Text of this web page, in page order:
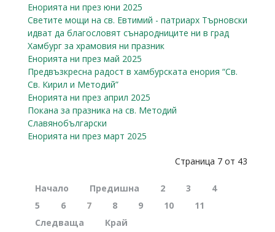
Енорията ни през юни 2025
Светите мощи на св. Евтимий - патриарх Търновски
идват да благословят сънародниците ни в град
Хамбург за храмовия ни празник
Енорията ни през май 2025
Предвъзкресна радост в хамбурската енория “Св.
Св. Кирил и Методий”
Енорията ни през април 2025
Покана за празника на св. Методий
Славянобългарски
Енорията ни през март 2025
Страница 7 от 43
Начало Предишна 2 3
4
5
6 7 8 9 10
11
Следваща
Край